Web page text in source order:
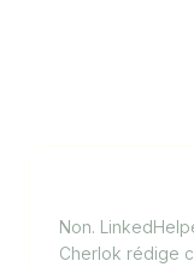
Non.
Cherlok rédige